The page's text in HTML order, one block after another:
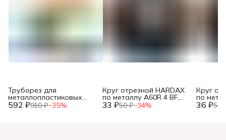
592 ₽910 ₽−35%
Труборез для
металлопластиковых
труб, до 42мм, (шт.) 33 ₽50 ₽−34%
Круг отрезной HARDAX
по металлу A60R 4 BF,
125 х 1,2 х 22 мм, (шт.) 36 ₽55
Круг
по
125 х